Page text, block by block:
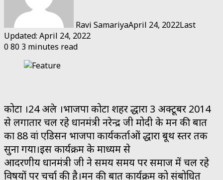
Ravi SamariyaApril 24, 2022Last
Updated: April 24, 2022
080 3 minutes read
कोटा ।24 अप्रेल ।भाजपा कोटा शहर द्धारा 3 अक्टूबर 2014
से लगातार चल रहे प्रधानमंत्री नरेन्द्र जी मोदी के मन की बात
का 88 वां एडिसन भाजपा कार्यकर्ताओं द्धारा बूथ स्तर तक
सुना गया।इस कार्यक्रम के माध्यम से
आदरणीय प्रधानमंत्री जी ने समय समय पर समाज में चल रहे
विषयों पर चर्चा की है।मन की बात कार्यक्रम को संबोधित